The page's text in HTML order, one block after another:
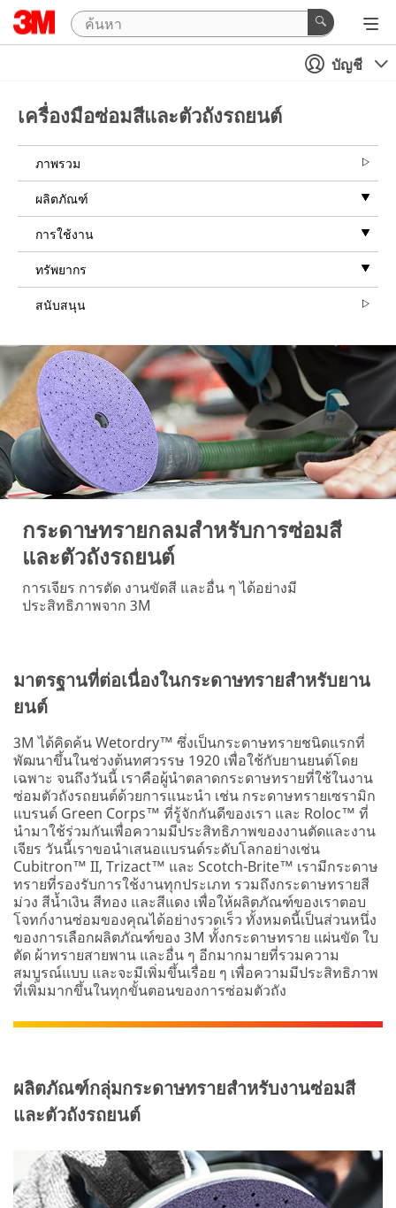
บัญชี
เครื่องมือซ่อมสีและตัวถังรถยนต์
ภาพรวม
ผลิตภัณฑ์
การใช้งาน
ทรัพยากร
สนับสนุน
กระดาษทรายกลมสำหรับการซ่อมสี
และตัวถังรถยนต์
การเจียร การตัด งานขัดสี และอื่น ๆ ได้อย่างมี
ประสิทธิภาพจาก 3M
มาตรฐานที่ต่อเนื่องในกระดาษทรายสำหรับยาน
ยนต์
3M ได้คิดค้น Wetordry™ ซึ่งเป็นกระดาษทรายชนิดแรกที่
พัฒนาขึ้นในช่วงต้นทศวรรษ 1920 เพื่อใช้กับยานยนต์โดย
เฉพาะ จนถึงวันนี้ เราคือผู้นำตลาดกระดาษทรายที่ใช้ในงาน
ซ่อมตัวถังรถยนต์ด้วยการแนะนำ เช่น กระดาษทรายเซรามิก
แบรนด์ Green Corps™ ที่รู้จักกันดีของเรา และ Roloc™ ที่
นำมาใช้ร่วมกันเพื่อความมีประสิทธิภาพของงานตัดและงาน
เจียร วันนี้เราขอนำเสนอแบรนด์ระดับโลกอย่างเช่น
Cubitron™ II, Trizact™ และ Scotch-Brite™ เรามีกระดาษ
ทรายที่รองรับการใช้งานทุกประเภท รวมถึงกระดาษทรายสี
ม่วง สีน้ำเงิน สีทอง และสีแดง เพื่อให้ผลิตภัณฑ์ของเราตอบ
โจทก์งานซ่อมของคุณได้อย่างรวดเร็ว ทั้งหมดนี้เป็นส่วนหนึ่ง
ของการเลือกผลิตภัณฑ์ของ 3M ทั้งกระดาษทราย แผ่นขัด ใบ
ตัด ผ้าทรายสายพาน และอื่น ๆ อีกมากมายที่รวมความ
สมบูรณ์แบบ และจะมีเพิ่มขึ้นเรื่อย ๆ เพื่อความมีประสิทธิภาพ
ที่เพิ่มมากขึ้นในทุกขั้นตอนของการซ่อมตัวถัง
ผลิตภัณฑ์กลุ่มกระดาษทรายสำหรับงานซ่อมสี
และตัวถังรถยนต์